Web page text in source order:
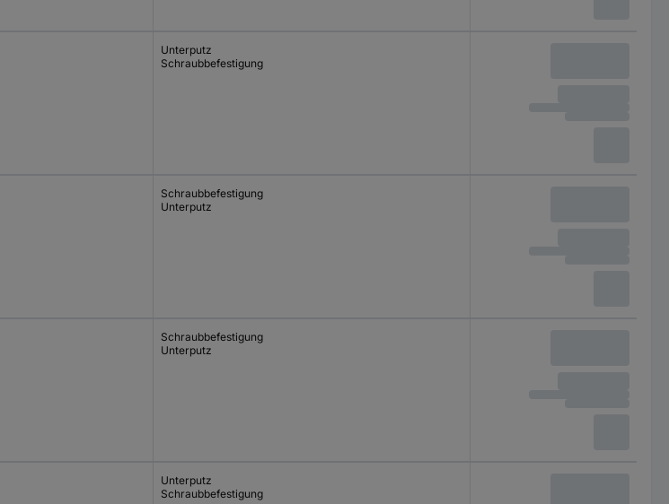
Unterputz
Schraubbefestigung
Schraubbefestigung
Unterputz
Schraubbefestigung
Unterputz
Unterputz
Schraubbefestigung